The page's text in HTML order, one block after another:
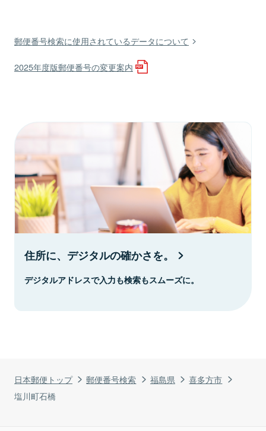
日本郵便トップ 郵便番号検索 福島県
喜多方市
塩川町石橋
郵便番号検索に使用されているデータについて
2025年度版郵便番号の変更案内
住所に、デジタルの確かさを。
デジタルアドレスで入力も検索もスムーズに。